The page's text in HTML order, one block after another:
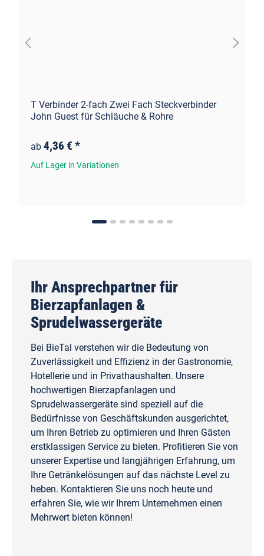
T Verbinder 2-fach Zwei Fach Steckverbinder
John Guest für Schläuche & Rohre
ab 4,36 € *
Auf Lager in Variationen
Ihr Ansprechpartner für
Bierzapfanlagen &
Sprudelwassergeräte
Bei BieTal verstehen wir die Bedeutung von
Zuverlässigkeit und Effizienz in der Gastronomie,
Hotellerie und in Privathaushalten. Unsere
hochwertigen Bierzapfanlagen und
Sprudelwassergeräte sind speziell auf die
Bedürfnisse von Geschäftskunden ausgerichtet,
um Ihren Betrieb zu optimieren und Ihren Gästen
erstklassigen Service zu bieten. Profitieren Sie von
unserer Expertise und langjährigen Erfahrung, um
Ihre Getränkelösungen auf das nächste Level zu
heben. Kontaktieren Sie uns noch heute und
erfahren Sie, wie wir Ihrem Unternehmen einen
Mehrwert bieten können!